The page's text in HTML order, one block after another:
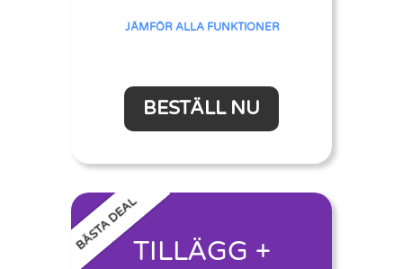
JÄMFÖR ALLA FUNKTIONER
BESTÄLL NU
BÄSTA DEALTILLÄGG +